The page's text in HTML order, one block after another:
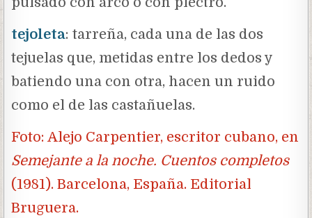
tejoleta: tarreña, cada una de las dos
tejuelas que, metidas entre los dedos y
batiendo una con otra, hacen un ruido
como el de las castañuelas.
Foto: Alejo Carpentier, escritor cubano, en
Semejante a la noche. Cuentos completos
(1981). Barcelona, España. Editorial
Bruguera.